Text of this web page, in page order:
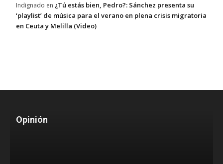
Indignado en ¿Tú estás bien, Pedro?: Sánchez presenta su
‘playlist’ de música para el verano en plena crisis migratoria
en Ceuta y Melilla (Video)
Opinión